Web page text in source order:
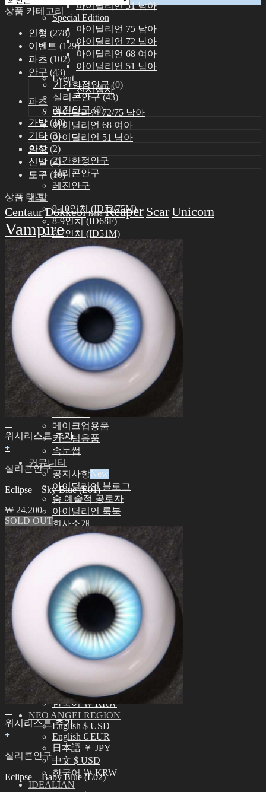
아이딜리언 51 남아
Special Edition
아이딜리언 75 남아
아이딜리언 72 남아
아이딜리언 68 여아
아이딜리언 51 남아
Event
전시행사
파츠
아이딜리언 72/75 남아
아이딜리언 68 여아
아이딜리언 51 남아
안구
기간한정안구
실리콘안구
레진안구
가발
9-10인치 (ID72/75M)
8-9인치 (ID68F)
6-7인치 (ID51M)
의상
아이딜리언 75 남아
아이딜리언 68 여아
아이딜리언 51 남아
아이딜리언 72/75 남아
아이딜리언 68 여아
아이딜리언 51 남아
기타 악세서리
스탠드ㆍ가방
도구
에스테용품
조립용품
메이크업용품
커스텀용품
속눈썹
커뮤니티
공지사항
아이딜리언 블로그
숨 예술적 공로자
아이딜리언 룩북
회사소개
인재채용·협력문의
고객지원
인형사이즈정보
스킨컬러가이드
사용설명서
정품인증조회
자주묻는질문 (FAQ)
고객센터 (Q&A)
THE GEM
English $ USD
English € EUR
日本語 ￥ JPY
中文 $ USD
한국어 ￦ KRW
NEO ANGELREGION
English $ USD
English € EUR
日本語 ￥ JPY
中文 $ USD
한국어 ￦ KRW
IDEALIAN
상품 카테고리
인형 (278)
이벤트 (129)
파츠 (102)
안구 (43)
기간한정안구 (0)
실리콘안구 (43)
레진안구 (0)
가발 (10)
기타 (3)
의상 (2)
신발 (4)
도구 (10)
상품 태그
CentaurDokkebi Head Reaper ScarUnicorn
Vampire
위시리스트 추가
+
실리콘안구
Eclipse – Sky Blue (E01)
₩ 24,200
SOLD OUT
위시리스트 추가
+
실리콘안구
Eclipse – Baby Blue (E02)